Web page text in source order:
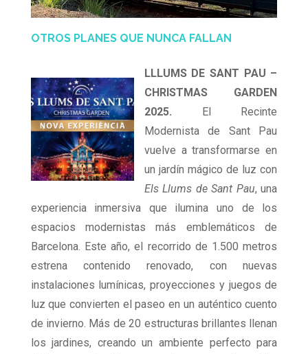
OTROS PLANES QUE NUNCA FALLAN
LLLUMS DE SANT PAU –
CHRISTMAS GARDEN
2025. El Recinte
Modernista de Sant Pau
vuelve a transformarse en
un jardín mágico de luz con
Els Llums de Sant Pau, una
experiencia inmersiva que ilumina uno de los
espacios modernistas más emblemáticos de
Barcelona. Este año, el recorrido de 1.500 metros
estrena contenido renovado, con nuevas
instalaciones lumínicas, proyecciones y juegos de
luz que convierten el paseo en un auténtico cuento
de invierno. Más de 20 estructuras brillantes llenan
los jardines, creando un ambiente perfecto para